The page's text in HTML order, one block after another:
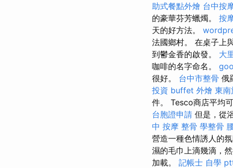
助式餐點外燴 台中按
的豪華芬芳蠟燭。 按
天的好方法。
法國鄉村。 在桌子上
到鬱金香的啟發。 大
咖啡的名字命名。
很好。 台中市整骨 俄
投資 buffet 外燴 東南
件。 Tesco商店平均
台胞證申請 但是，從
中 按摩 整骨 學整骨
營造一種色情誘人的
濕的毛巾上滴幾滴，
加載。 記帳士 自學